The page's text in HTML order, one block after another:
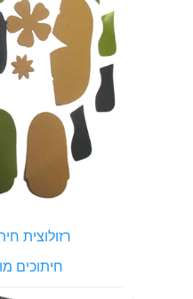
רזולוצית חיתוך
חיתוכים